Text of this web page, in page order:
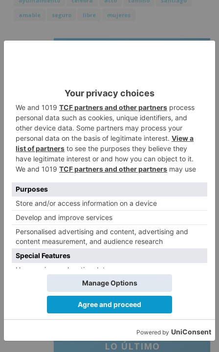
amable
seguro libre mujeres
atentado contra los agentes
2
Calor y posibles tormentas en
Burgos durante el eclipse del 12
de agosto
3
temporada 2026/27
4
El Burgos CF anuncia que Álex
Lizancos ha sido operado con
éxito del menisco de su rodilla
Detenidas tres personas en
Quintanar de la Sierra con
hachís, cocaína y marihuana
ocultos en su vehículo
LO ÚLTIMO